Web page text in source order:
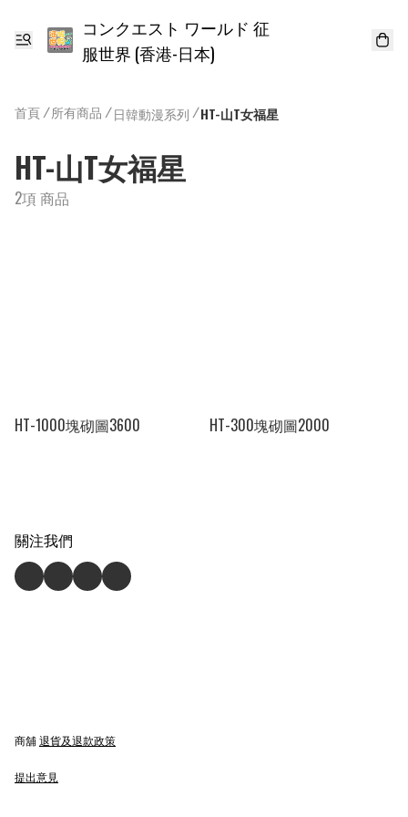
コンクエスト ワールド 征
服世界 (香港-日本)
首頁/所有商品 / 日韓動漫系列 /HT-山T女福星
HT-山T女福星
2項 商品
HT-1000塊砌圖3600 HT-300塊砌圖2000
關注我們
商舖退貨及退款政策
提出意見